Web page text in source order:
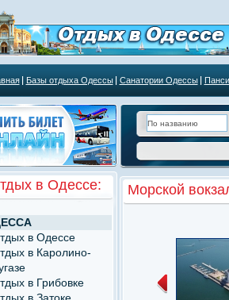
Базы отдыха Одессы Санатории Одессы
учреждениям
в Одессе:
в Одессе
в Каролино-
в Грибовке
Морской